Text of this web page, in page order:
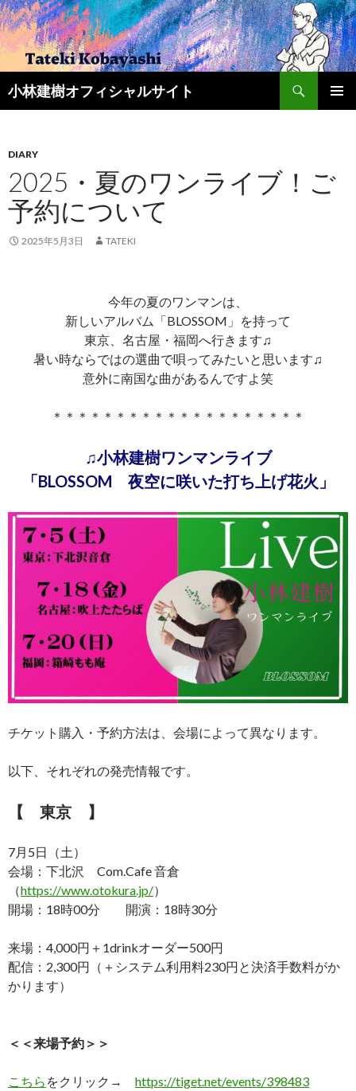
小林建樹オフィシャルサイト
索
ン
ツ
へ
ス
キ
ッ
DIARY
2025・夏のワンライブ！ご
予約について
2025年5月3日 TATEKI
今年の夏のワンマンは、
新しいアルバム「BLOSSOM」を持って
東京、名古屋・福岡へ行きます♫
暑い時ならではの選曲で唄ってみたいと思います♫
意外に南国な曲があるんですよ笑
＊＊＊＊＊＊＊＊＊＊＊＊＊＊＊＊＊＊＊＊
♫小林建樹ワンマンライブ
「BLOSSOM 夜空に咲いた打ち上げ花火」
チケット購入・予約方法は、会場によって異なります。
以下、それぞれの発売情報です。
【 東京 】
7月5日（土）
会場：下北沢 Com.Cafe 音倉
（https://www.otokura.jp/）
開場：18時00分 開演：18時30分
来場：4,000円＋1drinkオーダー500円
配信：2,300円（＋システム利用料230円と決済手数料がか
かります）
＜＜来場予約＞＞
こちら をクリック→ https://tiget.net/events/398483